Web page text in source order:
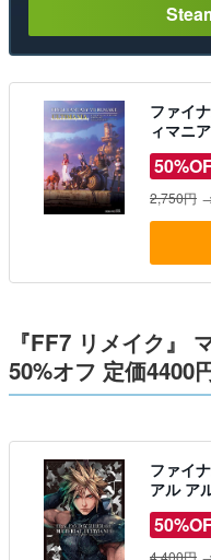
ファイ
ィマニ
2,750円
『FF7 リメイク』
50%オフ 定価4400
ファイ
アル ア